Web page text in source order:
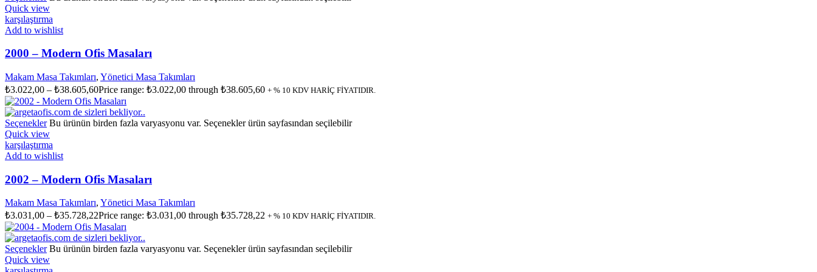
Quick view
karşılaştırma
Add to wishlist
2000 – Modern Ofis Masaları
Makam Masa Takımları, Yönetici Masa Takımları
₺3.022,00 – ₺38.605,60Price range: ₺3.022,00 through ₺38.605,60 + % 10 KDV HARİÇ FİYATIDIR.
Seçenekler Bu ürünün birden fazla varyasyonu var. Seçenekler ürün sayfasından seçilebilir
Quick view
karşılaştırma
Add to wishlist
2002 – Modern Ofis Masaları
Makam Masa Takımları, Yönetici Masa Takımları
₺3.031,00 – ₺35.728,22Price range: ₺3.031,00 through ₺35.728,22 + % 10 KDV HARİÇ FİYATIDIR.
Seçenekler Bu ürünün birden fazla varyasyonu var. Seçenekler ürün sayfasından seçilebilir
Quick view